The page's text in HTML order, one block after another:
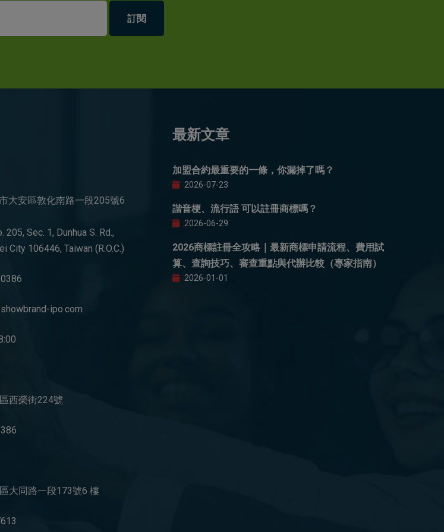
訂閱
大安區敦化南路一段205號6
205, Sec. 1, Dunhua S. Rd.,
City 106446, Taiwan (R.O.C.)
ipo.com
西榮街224號
大同路一段173號6 樓
最新文章
加盟合約最重要的一條，你漏掉了嗎？
2026-07-23
諧音梗、流行語 可以註冊商標嗎？
2026-06-29
2026商標註冊全攻略｜最新商標申請流程、費用試
算、查詢技巧、審查重點與代辦比較（專家指南）
2026-01-01